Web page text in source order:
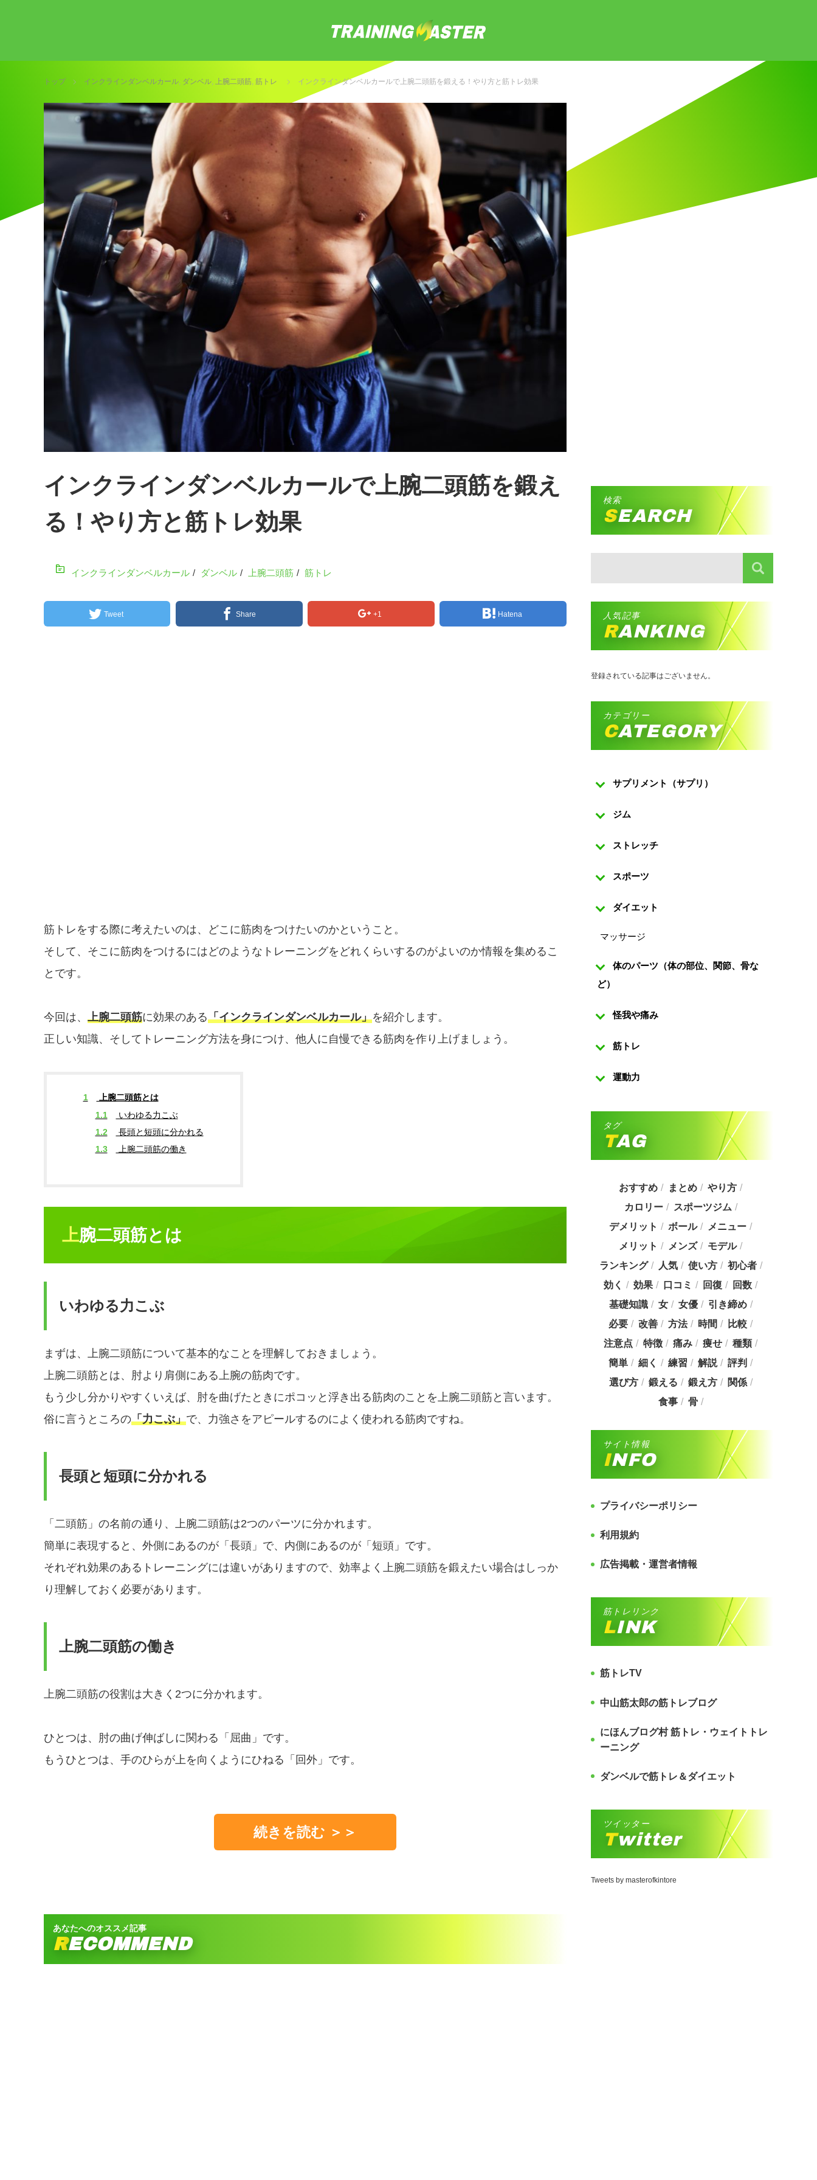
トップ インクラインダンベルカール, ダンベル, 上腕二頭筋, 筋トレ インクラインダンベルカールで上腕二頭筋を鍛える！やり方と筋トレ効果
インクラインダンベルカールで上腕二頭筋を鍛え
る！やり方と筋トレ効果
インクラインダンベルカール / ダンベル / 上腕二頭筋 / 筋トレ
Tweet Share +1 Hatena
筋トレをする際に考えたいのは、どこに筋肉をつけたいのかということ。
そして、そこに筋肉をつけるにはどのようなトレーニングをどれくらいするのがよいのか情報を集めるこ
とです。
今回は、 上腕二頭筋に効果のある「インクラインダンベルカール」を紹介します。
正しい知識、そしてトレーニング方法を身につけ、他人に自慢できる筋肉を作り上げましょう。
1
上腕二頭筋とは
1.1
いわゆる力こぶ
1.2
長頭と短頭に分かれる
1.3
上腕二頭筋の働き
上腕二頭筋とは
いわゆる力こぶ
まずは、上腕二頭筋について基本的なことを理解しておきましょう。
上腕二頭筋とは、肘より肩側にある上腕の筋肉です。
もう少し分かりやすくいえば、肘を曲げたときにポコッと浮き出る筋肉のことを上腕二頭筋と言います。
俗に言うところの「力こぶ」で、力強さをアピールするのによく使われる筋肉ですね。
長頭と短頭に分かれる
「二頭筋」の名前の通り、上腕二頭筋は2つのパーツに分かれます。
簡単に表現すると、外側にあるのが「長頭」で、内側にあるのが「短頭」です。
それぞれ効果のあるトレーニングには違いがありますので、効率よく上腕二頭筋を鍛えたい場合はしっか
り理解しておく必要があります。
上腕二頭筋の働き
上腕二頭筋の役割は大きく2つに分かれます。
ひとつは、肘の曲げ伸ばしに関わる「屈曲」です。
もうひとつは、手のひらが上を向くようにひねる「回外」です。
続きを読む ＞＞
あなたへのオススメ記事
RECOMMEND
検索
SEARCH
人気記事
RANKING
登録されている記事はございません。
カテゴリー
CATEGORY
サプリメント（サプリ）
ジム
ストレッチ
スポーツ
ダイエット
マッサージ
体のパーツ（体の部位、関節、骨な
ど）
怪我や痛み
筋トレ
運動力
タグ
TAG
おすすめ まとめ
やり方
カロリー
スポーツジム
デメリット
ボール
メニュー
メリット
メンズ
モデル
ランキング
人気 使い方
初心者
効く
効果 口コミ 回復
回数
基礎知識
女 女優
引き締め
必要
改善 方法 時間
比較
注意点
特徴 痛み 痩せ
種類
簡単
細く 練習 解説
評判
選び方
鍛える 鍛え方
関係
食事
骨
サイト情報
INFO
プライバシーポリシー
利用規約
広告掲載・運営者情報
筋トレリンク
LINK
筋トレTV
中山筋太郎の筋トレブログ
にほんブログ村 筋トレ・ウェイトトレ
ーニング
ダンベルで筋トレ＆ダイエット
ツイッター
Twitter
Tweets by masterofkintore